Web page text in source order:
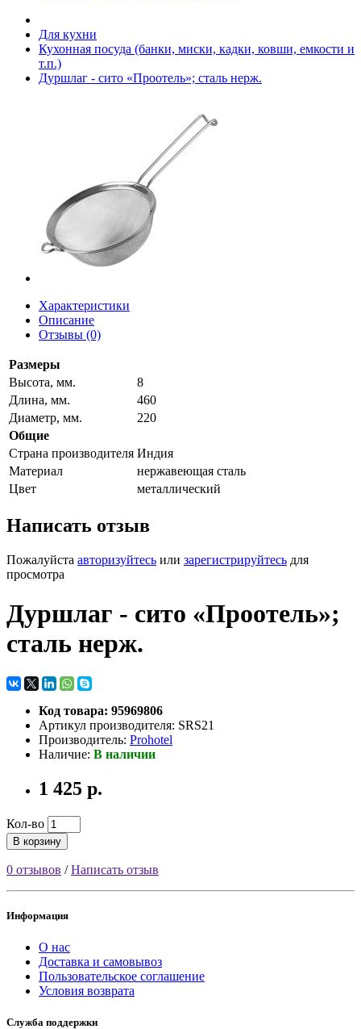
Для кухни
Кухонная посуда (банки, миски, кадки, ковши, емкости и
т.п.)
Дуршлаг - сито «Проотель»; сталь нерж.
Характеристики
Описание
Отзывы (0)
Размеры
Высота, мм.
8
Длина, мм.
460
Диаметр, мм.
220
Общие
Страна производителя Индия
Материал
нержавеющая сталь
Цвет
металлический
Написать отзыв
Пожалуйста авторизуйтесь или зарегистрируйтесь для
просмотра
Дуршлаг - сито «Проотель»;
сталь нерж.
Код товара: 95969806
Артикул производителя: SRS21
Производитель: Prohotel
Наличие: В наличии
1 425 р.
Кол-во
В корзину
0 отзывов /Написать отзыв
Информация
О нас
Доставка и самовывоз
Пользовательское соглашение
Условия возврата
Служба поддержки